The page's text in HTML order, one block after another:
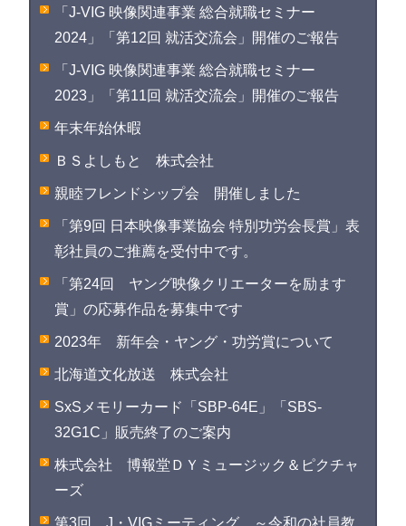
「J-VIG 映像関連事業 総合就職セミナー
2024」「第12回 就活交流会」開催のご報告
「J-VIG 映像関連事業 総合就職セミナー
2023」「第11回 就活交流会」開催のご報告
年末年始休暇
ＢＳよしもと 株式会社
親睦フレンドシップ会 開催しました
「第9回 日本映像事業協会 特別功労会長賞」表
彰社員のご推薦を受付中です。
「第24回 ヤング映像クリエーターを励ます
賞」の応募作品を募集中です
2023年 新年会・ヤング・功労賞について
北海道文化放送 株式会社
SxSメモリーカード「SBP-64E」「SBS-
32G1C」販売終了のご案内
株式会社 博報堂ＤＹミュージック＆ピクチャ
ーズ
第3回 J・VIGミーティング ～令和の社員教